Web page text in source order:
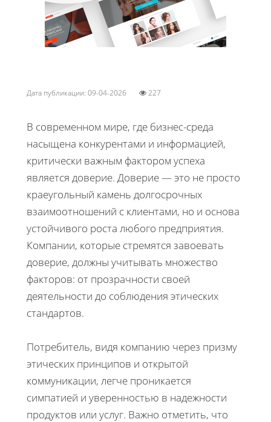
Дата публикации: 09-04-2026 227
В современном мире, где бизнес-среда
насыщена конкурентами и информацией,
критически важным фактором успеха
является доверие. Доверие — это не просто
краеугольный камень долгосрочных
взаимоотношений с клиентами, но и основа
устойчивого роста любого предприятия.
Компании, которые стремятся завоевать
доверие, должны учитывать множество
факторов: от прозрачности своей
деятельности до соблюдения этических
стандартов.
Потребитель, видя компанию через призму
этических принципов и открытой
коммуникации, легче проникается
симпатией и уверенностью в надежности
продуктов или услуг. Важно отметить, что